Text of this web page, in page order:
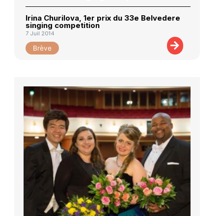
Irina Churilova, 1er prix du 33e Belvedere
singing competition
7 Juil 2014
Brève